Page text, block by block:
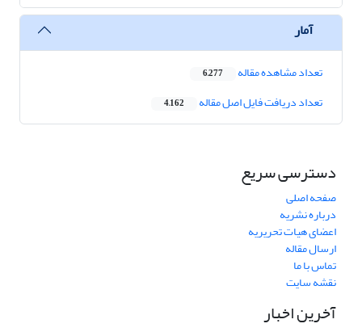
آمار
تعداد مشاهده مقاله 6,277
تعداد دریافت فایل اصل مقاله 4,162
دسترسی سریع
صفحه اصلی
درباره نشریه
اعضای هیات تحریریه
ارسال مقاله
تماس با ما
نقشه سایت
آخرین اخبار